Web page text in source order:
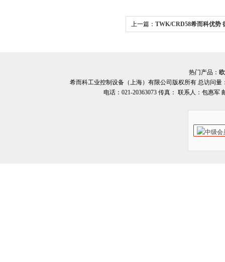
上一篇： TWK/CRD58希而科优势
热门产品：
希而科工业控制设备（上海）有限公司版权所有 总访问量
电话：021-20363073 传真： 联系人：包惠军